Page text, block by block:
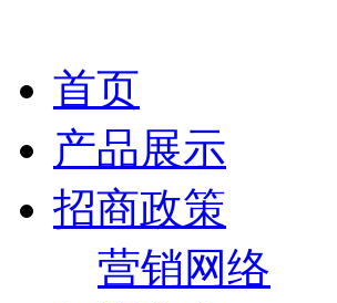
首页
产品展示
招商政策
营销网络